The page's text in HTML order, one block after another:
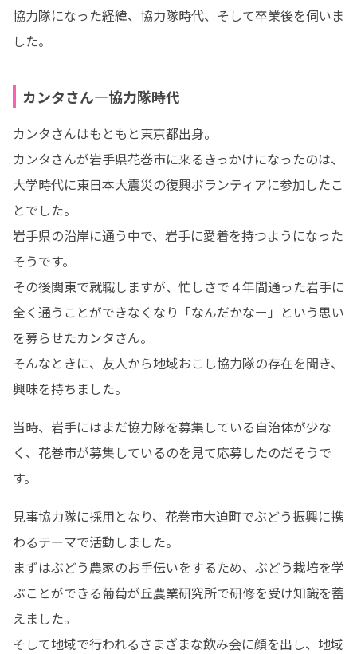
協力隊になった経緯、協力隊時代、そして卒業後を伺いま
した。
カンタさん―協力隊時代
カンタさんはもともと東京都出身。
カンタさんが岩手県花巻市に来るきっかけになったのは、
大学時代に東日本大震災の復興ボランティアに参加したこ
とでした。
岩手県の沿岸に通う中で、岩手に愛着を持つようになった
そうです。
その後関東で就職しますが、忙しさで４年間通った岩手に
全く通うことができなくなり「なんだかなー」という思い
を募らせたカンタさん。
そんなときに、友人から地域おこし協力隊の存在を聞き、
興味を持ちました。
当時、岩手にはまだ協力隊を募集している自治体が少な
く、花巻市が募集しているのを見て応募したのだそうで
す。
見事協力隊に採用となり、花巻市大迫町でぶどう振興に携
わるテーマで活動しました。
まずはぶどう農家のお手伝いをするため、ぶどう栽培を学
ぶことができる葡萄が丘農業研究所で研修を受け知識を蓄
えました。
そして地域で行われるさまざまな飲み会に顔を出し、地域